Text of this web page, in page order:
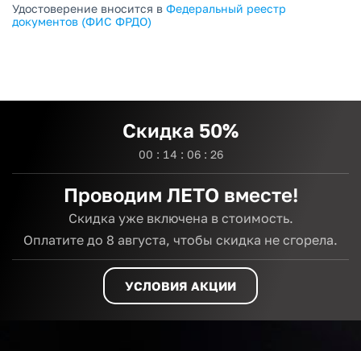
Удостоверение вносится в Федеральный реестр
документов (ФИС ФРДО)
Скидка 50%
00 : 14 : 06 : 25
Проводим ЛЕТО вместе!
Скидка уже включена в стоимость.
Оплатите до 8 августа, чтобы скидка не сгорела.
УСЛОВИЯ АКЦИИ